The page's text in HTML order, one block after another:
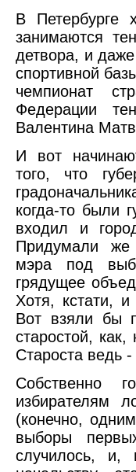
В Петербурге
занимаются
детвора, и
спортивной
чемпионат
Федерации
Валентина
И вот
того, что
когда-то были
входил и
Придумали же
мэра под
грядущее
Хотя, кстати,
Вот взяли бы
старостой,
Староста ведь -
Собственно
избирателям
(конечно,
выборы
случилось, и,